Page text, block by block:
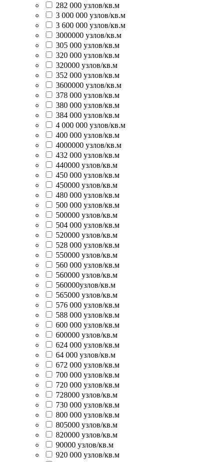
282 000 узлов/кв.м
3 000 000 узлов/кв.м
3 600 000 узлов/кв.м
3000000 узлов/кв.м
305 000 узлов/кв.м
320 000 узлов/кв.м
320000 узлов/кв.м
352 000 узлов/кв.м
3600000 узлов/кв.м
378 000 узлов/кв.м
380 000 узлов/кв.м
384 000 узлов/кв.м
4 000 000 узлов/кв.м
400 000 узлов/кв.м
4000000 узлов/кв.м
432 000 узлов/кв.м
440000 узлов/кв.м
450 000 узлов/кв.м
450000 узлов/кв.м
480 000 узлов/кв.м
500 000 узлов/кв.м
500000 узлов/кв.м
504 000 узлов/кв.м
520000 узлов/кв.м
528 000 узлов/кв.м
550000 узлов/кв.м
560 000 узлов/кв.м
560000 узлов/кв.м
560000узлов/кв.м
565000 узлов/кв.м
576 000 узлов/кв.м
588 000 узлов/кв.м
600 000 узлов/кв.м
600000 узлов/кв.м
624 000 узлов/кв.м
64 000 узлов/кв.м
672 000 узлов/кв.м
700 000 узлов/кв.м
720 000 узлов/кв.м
728000 узлов/кв.м
730 000 узлов/кв.м
800 000 узлов/кв.м
805000 узлов/кв.м
820000 узлов/кв.м
90000 узлов/кв.м
920 000 узлов/кв.м